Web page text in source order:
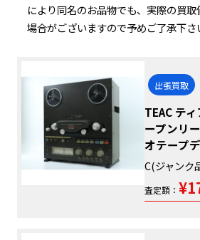
により同名のお品物でも、実際の買
場合がございますので予めご了承下さ
出張買取
TEAC テ
ープンリ
オテープ
C(ジャンク
査定額：